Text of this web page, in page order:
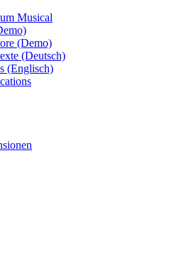
Musical
(Demo)
(Deutsch)
(Englisch)